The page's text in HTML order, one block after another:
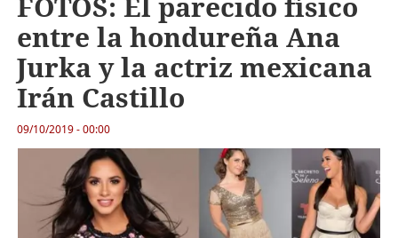
entre la hondureña Ana
Jurka y la actriz mexicana
Irán Castillo
09/10/2019 - 00:00